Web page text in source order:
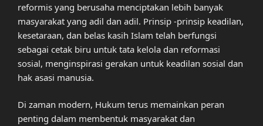
reformis yang berusaha menciptakan lebih banyak
masyarakat yang adil dan adil. Prinsip -prinsip keadilan,
kesetaraan, dan belas kasih Islam telah berfungsi
sebagai cetak biru untuk tata kelola dan reformasi
sosial, menginspirasi gerakan untuk keadilan sosial dan
hak asasi manusia.
Di zaman modern, Hukum terus memainkan peran
penting dalam membentuk masyarakat dan